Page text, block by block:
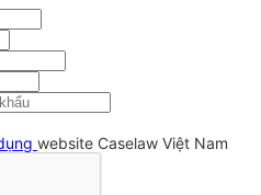
website Caselaw Việt Nam